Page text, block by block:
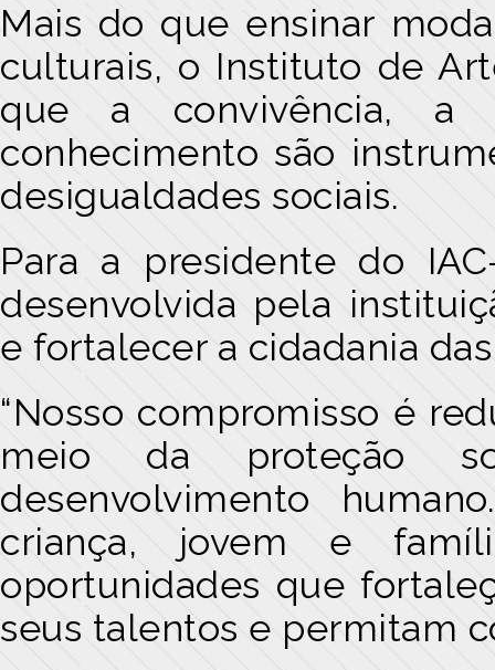
Mais do que ensinar
culturais, o Instituto de
que a convivência, a
conhecimento são
desigualdades sociais.
Para a presidente do
desenvolvida pela
e fortalecer a cidadania
“Nosso compromisso é
meio da proteção
desenvolvimento
criança, jovem e
oportunidades que
seus talentos e permitam